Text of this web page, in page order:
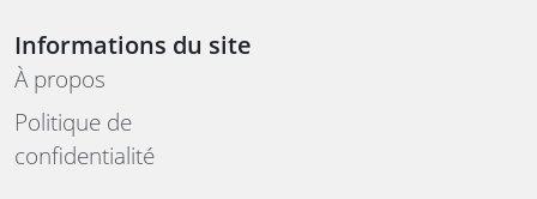
Informations du site
À propos
Politique de
confidentialité